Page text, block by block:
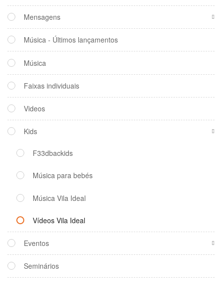
Mensagens
Música - Últimos lançamentos
Música
Faixas individuais
Videos
Kids
F33dbackids
Música para bebés
Música Vila Ideal
Vídeos Vila Ideal
Eventos
Seminários